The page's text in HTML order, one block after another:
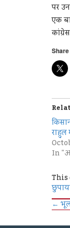
पर
एक
राहुुल
In
←